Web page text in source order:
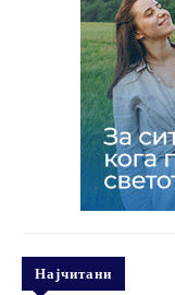
Најчитани